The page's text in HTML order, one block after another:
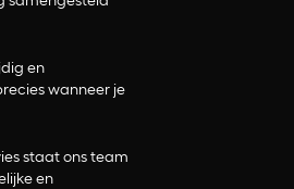
en
wanneer je
staat ons team
en